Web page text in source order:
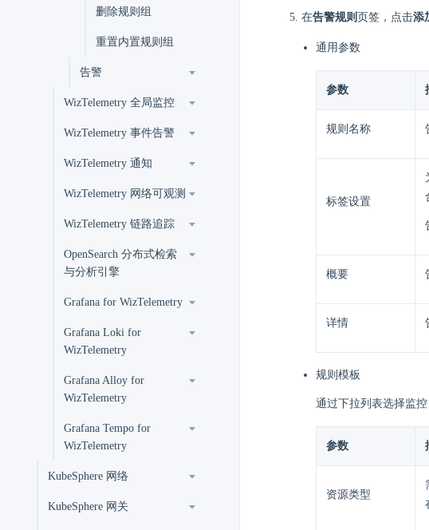
删除规则组
重置内置规则组
告警
WizTelemetry 全局监控
WizTelemetry 事件告警
WizTelemetry 通知
WizTelemetry 网络可观测
WizTelemetry 链路追踪
OpenSearch 分布式检索
与分析引擎
Grafana for WizTelemetry
Grafana Loki for
WizTelemetry
Grafana Alloy for
WizTelemetry
Grafana Tempo for
WizTelemetry
KubeSphere 网络
KubeSphere 网关
在告警规则 页签，点击添
通用参数
参数
规则名称
标签设置
概要
详情
规则模板
通过下拉列表选择监控
参数
资源类型